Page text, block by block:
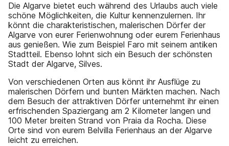
Die Algarve bietet euch während des Urlaubs auch viele
schöne Möglichkeiten, die Kultur kennenzulernen. Ihr
könnt die charakteristischen, malerischen Dörfer der
Algarve von eurer Ferienwohnung oder eurem Ferienhaus
aus genießen. Wie zum Beispiel Faro mit seinem antiken
Stadtteil. Ebenso lohnt sich ein Besuch der schönsten
Stadt der Algarve, Silves.
Von verschiedenen Orten aus könnt ihr Ausflüge zu
malerischen Dörfern und bunten Märkten machen. Nach
dem Besuch der attraktiven Dörfer unternehmt ihr einen
erfrischenden Spaziergang am 2 Kilometer langen und
100 Meter breiten Strand von Praia da Rocha. Diese
Orte sind von eurem Belvilla Ferienhaus an der Algarve
leicht zu erreichen.